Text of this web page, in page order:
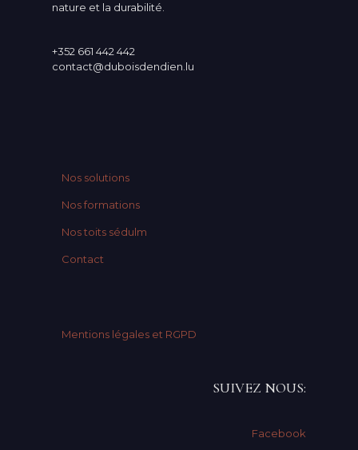
nature et la durabilité.
+352 661 442 442
contact@duboisdendien.lu
Nos solutions
Nos formations
Nos toits sédulm
Contact
Mentions légales et RGPD
SUIVEZ NOUS:
Facebook